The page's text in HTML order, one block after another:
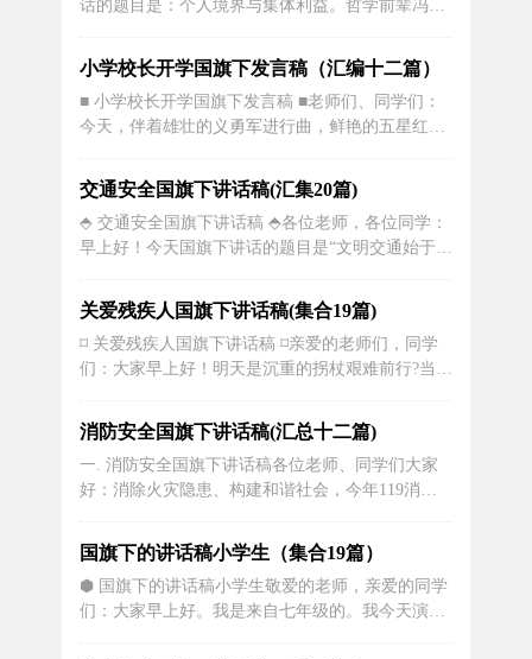
晓晓玩的开心，被...
话的题目是：个人境界与集体利益。哲学前辈冯友
功利境界、道德境界和天地境界。自然境界指一个
可能只是顺从本能或其社会习惯做事情的人所处的
人生境界。而以自我为中心，无论做什么事都以利
己为出发点，这就是功利境...
小学校长开学国旗下发言稿（汇编十二篇）
■ 小学校长开学国旗下发言稿 ■老师们、同学们：
今天，伴着雄壮的义勇军进行曲，鲜艳的五星红旗
学年开始了。首先，我提议大家用热烈的掌声对新
加入xx小学大家庭的新生表示热烈的欢迎！在此，
我谨代表学校校委会并以我个人的名义向大家致以
新学期的问候与祝福：祝大家...
交通安全国旗下讲话稿(汇集20篇)
⬘ 交通安全国旗下讲话稿 ⬘各位老师，各位同学：
早上好！今天国旗下讲话的题目是“文明交通始于足
的社会，每天来往于学校、家庭和其他场所之间，
在那行人车辆拥挤的街道上，你是否看到了潜藏在
我们每日行走的交通路线上的危险呢？因为不遵守
交通法规，我们看到了血的事实...
关爱残疾人国旗下讲话稿(集合19篇)
⌑ 关爱残疾人国旗下讲话稿 ⌑亲爱的老师们，同学
们：大家早上好！明天是沉重的拐杖艰难前行?当我
的时侯，你可曾发觉在你的周围还有一群人却连看
一眼蓝天，听一声鸟鸣都是他们一生最大的奢望?和
正常人相比，残疾人饱受生活的艰辛，他们更需要
关心和帮助!自古以来，有...
消防安全国旗下讲话稿(汇总十二篇)
一. 消防安全国旗下讲话稿各位老师、同学们大家
好：消除火灾隐患、构建和谐社会，今年119消防
谐"。学校定于明天上午进行消防安全应急疏散演
习，接下来借此机会向全体同学介绍相关消防安全
知识。首先：无论何时何地，我们对火都要保持高
度警惕，树立起消防安全的意识。...
国旗下的讲话稿小学生（集合19篇）
⬢ 国旗下的讲话稿小学生敬爱的老师，亲爱的同学
们：大家早上好。我是来自七年级的。我今天演讲